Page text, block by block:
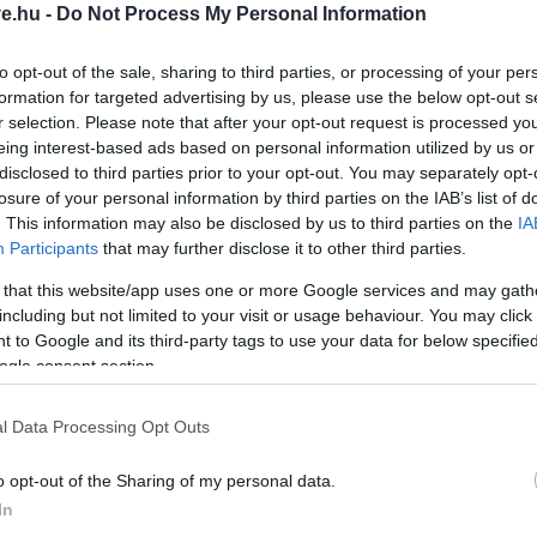
- Do Not Process My Personal Information
opt-out of the sale, sharing to third parties, or processing of your
for targeted advertising by us, please use the below opt-out
selection. Please note that after your opt-out request is processed
interest-based ads based on personal information utilized by us
to third parties prior to your opt-out. You may separately
of your personal information by third parties on the IAB’s list of
This information may also be disclosed by us to third parties on the
Participants that may further disclose it to other third parties.
that this website/app uses one or more Google services and may
but not limited to your visit or usage behaviour. You may
to Google and its third-party tags to use your data for below
consent section.
Data Processing Opt Outs
opt-out of the Sharing of my personal data.
túl gyakran panaszkodik és hogyan hat mindez
mennyiben igazak rád a következő pontok:
kellene érezned, mintha „kieresztetted volna a
után még dühösebb vagy frusztráltabb vagy,
segít-e neked.
de elutasítod a barátaid vagy családtagjaid által
inkább a negatív érzésekben való elmerülést